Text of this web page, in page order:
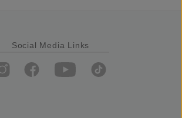
Social Media Links